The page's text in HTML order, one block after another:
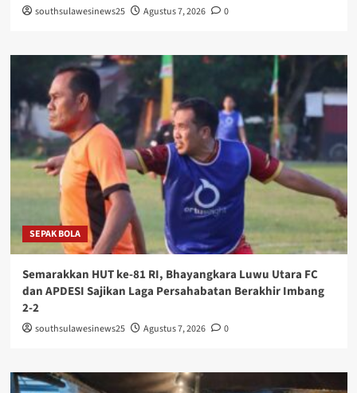
southsulawesinews25 Agustus 7, 2026 0
SEPAK BOLA
Semarakkan HUT ke-81 RI, Bhayangkara Luwu Utara FC
dan APDESI Sajikan Laga Persahabatan Berakhir Imbang
2-2
southsulawesinews25 Agustus 7, 2026 0